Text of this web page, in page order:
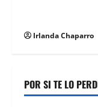
Irlanda Chaparro
POR SI TE LO